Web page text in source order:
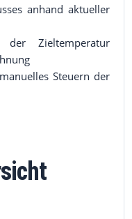
anhand aktueller
der Zieltemperatur
Steuern der